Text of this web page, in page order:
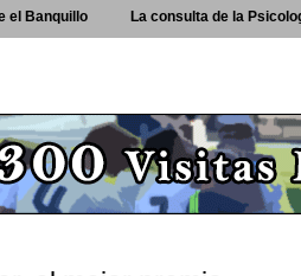
el Banquillo La consulta de la